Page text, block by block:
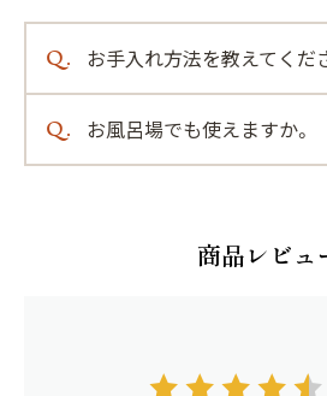
・ブラッシングとして
毛先から頭頂部までやさしくとか
しょう。
Play:
全長25cm、幅83cm
[素材]
ピン、ハンドル：竹 クッション：合
[ご使用・お取り扱い上の注意]
てるわけではありません。
・天然素材のため耐水性が弱く、ま
水やお湯での丸洗いは避けてくだ
らご使用ください。
Q. お手入れ方法を教えてくだ
A.
ください。水洗いは避け、
ま放置せず陰干しして十分
Q. お風呂場でも使えますか。
A.
浴室でのご使用や、水やお
商品レビュ